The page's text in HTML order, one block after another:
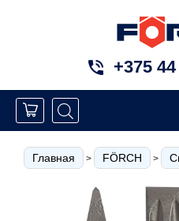
+375
Главная > FÖRCH >